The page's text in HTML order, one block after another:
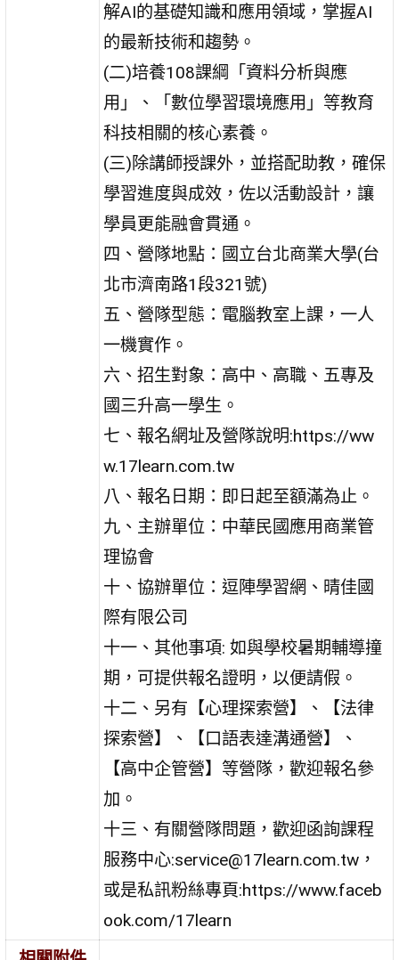
解AI的基礎知識和應用領域，掌握AI
的最新技術和趨勢。
(二)培養108課綱「資料分析與應
用」、「數位學習環境應用」等教育
科技相關的核心素養。
(三)除講師授課外，並搭配助教，確保
學習進度與成效，佐以活動設計，讓
學員更能融會貫通。
四、營隊地點：國立台北商業大學(台
北市濟南路1段321號)
五、營隊型態：電腦教室上課，一人
一機實作。
六、招生對象：高中、高職、五專及
國三升高一學生。
七、報名網址及營隊說明:https://ww
w.17learn.com.tw
八、報名日期：即日起至額滿為止。
九、主辦單位：中華民國應用商業管
理協會
十、協辦單位：逗陣學習網、晴佳國
際有限公司
十一、其他事項: 如與學校暑期輔導撞
期，可提供報名證明，以便請假。
十二、另有【心理探索營】、【法律
探索營】、【口語表達溝通營】、
【高中企管營】等營隊，歡迎報名參
加。
十三、有關營隊問題，歡迎函詢課程
服務中心:service@17learn.com.tw，
或是私訊粉絲專頁:https://www.faceb
ook.com/17learn